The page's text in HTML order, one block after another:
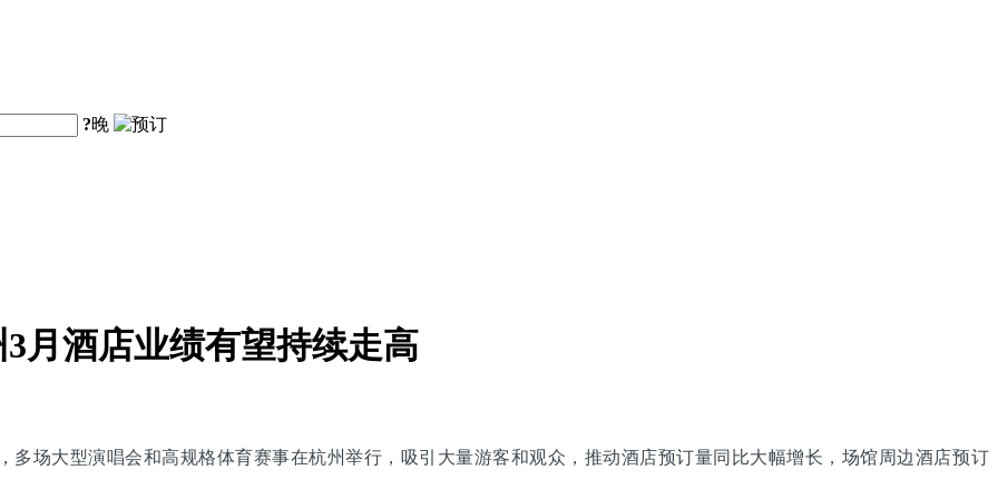
?晚
月酒店业绩有望持续走高
多场大型演唱会和高规格体育赛事在杭州举行，吸引大量游客和观众，推动酒店预订量同比大幅增长，场馆周边酒店预订